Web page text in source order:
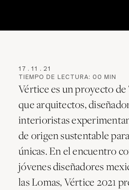
17 . 11 . 21
TIEMPO DE LECTURA: 00 MIN
Vértice es un proyecto
que arquitectos,
interioristas
de origen sustentable
únicas. En el encuentro
jóvenes diseñadores
las Lomas, Vértice 2021